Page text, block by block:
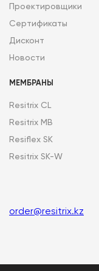
Проектировщики
Сертификаты
Дисконт
Новости
МЕМБРАНЫ
Resitrix CL
Resitrix MB
Resiflex SK
Resitrix SK-W
order@resitrix.kz